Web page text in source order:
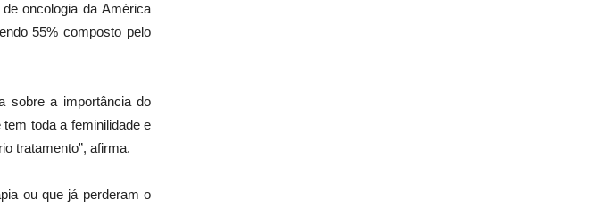
oncologia da América
55% composto pelo
sobre a importância do
toda a feminilidade e
tratamento”, afirma.
ou que já perderam o